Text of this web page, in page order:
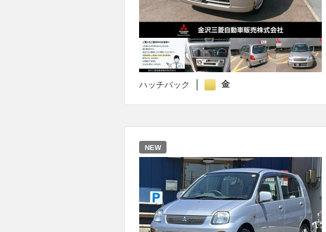
ハッチバック 金
NEW